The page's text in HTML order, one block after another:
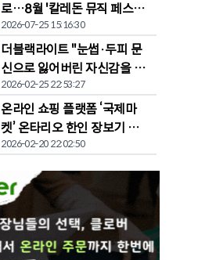
로…8월 '칼레돈 뮤직 페스티
벌' 개막
2026-07-25 15:16:30
더블랙라이트 "눈썹·두피 문
신으로 잃어버린 자신감을 되
찾다"
2026-02-25 22:53:27
온라인 쇼핑 플랫폼 ‘국제마
켓’ 온타리오 한인 장보기 문
화 바꾼다
2026-02-20 22:02:50